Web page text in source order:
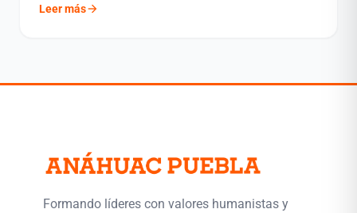
Leer másarrow_forward
Formando líderes con valores humanistas y